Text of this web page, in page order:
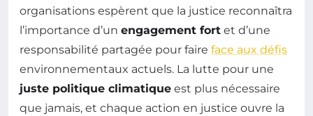
organisations espèrent que la justice reconnaîtra
l’importance d’un engagement fort et d’une
responsabilité partagée pour faire face aux défis
environnementaux actuels. La lutte pour une
juste politique climatique est plus nécessaire
que jamais, et chaque action en justice ouvre la